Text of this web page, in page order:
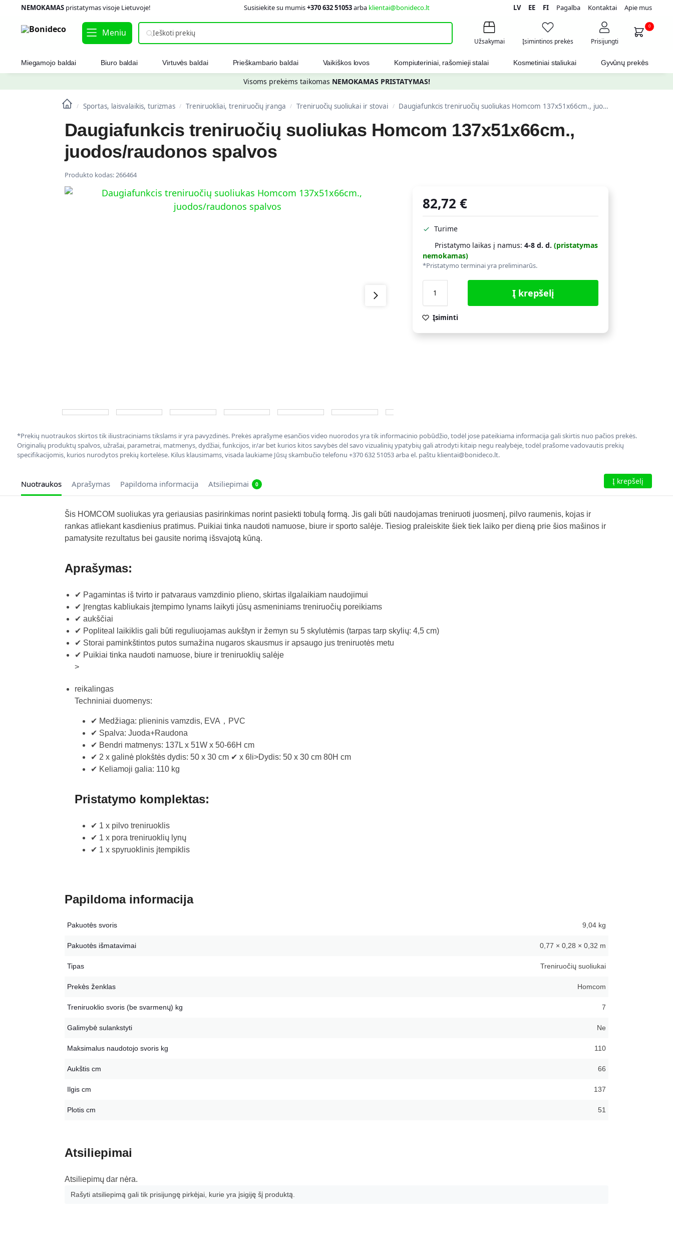
NEMOKAMASpristatymas visoje Lietuvoje! Susisiekite su mumis+370 632 51053arba klientai@bonideco.lt LV EE FI Pagalba Kontaktai Apie mus
Meniu
Užsakymai Įsimintinos prekės Prisijungti
0
Miegamojo baldai Biuro baldai Virtuvės baldai Prieškambario baldai Vaikiškos lovos Kompiuteriniai, rašomieji stalai Kosmetiniai staliukai Gyvūnų prekės
Visoms prekėms taikomas NEMOKAMAS PRISTATYMAS!
/ Sportas, laisvalaikis, turizmas / Treniruokliai, treniruočių įranga / Treniruočių suoliukai ir stovai / Daugiafunkcis treniruočių suoliukas Homcom 137x51x66cm., juodos/raudonos spalvos
Daugiafunkcis treniruočių suoliukas Homcom 137x51x66cm.,
juodos/raudonos spalvos
Produkto kodas:266464
82,72€
Turime
Pristatymo laikas į namus:4-8 d. d. (pristatymas
nemokamas)
*Pristatymo terminai yra preliminarūs.
Į krepšelį
Įsiminti
*Prekių nuotraukos skirtos tik iliustraciniams tikslams ir yra pavyzdinės. Prekės aprašyme esančios video nuorodos yra tik informacinio pobūdžio, todėl jose pateikiama informacija gali skirtis nuo pačios prekės.
Originalių produktų spalvos, užrašai, parametrai, matmenys, dydžiai, funkcijos, ir/ar bet kurios kitos savybės dėl savo vizualinių ypatybių gali atrodyti kitaip negu realybėje, todėl prašome vadovautis prekių
specifikacijomis, kurios nurodytos prekių kortelėse. Kilus klausimams, visada laukiame Jūsų skambučio telefonu +370 632 51053 arba el. paštu klientai@bonideco.lt.
Nuotraukos Aprašymas Papildoma informacija Atsiliepimai 0 Į krepšelį
Šis HOMCOM suoliukas yra geriausias pasirinkimas norint pasiekti tobulą formą. Jis gali būti naudojamas treniruoti juosmenį, pilvo raumenis, kojas ir
rankas atliekant kasdienius pratimus. Puikiai tinka naudoti namuose, biure ir sporto salėje. Tiesiog praleiskite šiek tiek laiko per dieną prie šios mašinos ir
pamatysite rezultatus bei gausite norimą išsvajotą kūną.
Aprašymas:
✔ Pagamintas iš tvirto ir patvaraus vamzdinio plieno, skirtas ilgalaikiam naudojimui
✔ Įrengtas kabliukais įtempimo lynams laikyti jūsų asmeniniams treniruočių poreikiams
✔ aukščiai
✔ Popliteal laikiklis gali būti reguliuojamas aukštyn ir žemyn su 5 skylutėmis (tarpas tarp skylių: 4,5 cm)
✔ Storai paminkštintos putos sumažina nugaros skausmus ir apsaugo jus treniruotės metu
✔ Puikiai tinka naudoti namuose, biure ir treniruoklių salėje
>
reikalingas
Techniniai duomenys:
✔ Medžiaga: plieninis vamzdis, EVA，PVC
✔ Spalva: Juoda+Raudona
✔ Bendri matmenys: 137L x 51W x 50-66H cm
✔ 2 x galinė plokštės dydis: 50 x 30 cm ✔ x 6li>Dydis: 50 x 30 cm 80H cm
✔ Keliamoji galia: 110 kg
Pristatymo komplektas:
✔ 1 x pilvo treniruoklis
✔ 1 x pora treniruoklių lynų
✔ 1 x spyruoklinis įtempiklis
Papildoma informacija
Pakuotės svoris 9,04 kg
Pakuotės išmatavimai 0,77 × 0,28 × 0,32 m
Tipas Treniruočių suoliukai
Prekės ženklas Homcom
Treniruoklio svoris (be svarmenų) kg 7
Galimybė sulankstyti Ne
Maksimalus naudotojo svoris kg 110
Aukštis cm 66
Ilgis cm 137
Plotis cm 51
Atsiliepimai
Atsiliepimų dar nėra.
Rašyti atsiliepimą gali tik prisijungę pirkėjai, kurie yra įsigiję šį produktą.